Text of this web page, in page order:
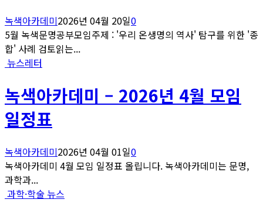
녹색아카데미2026년 04월 20일0
5월 녹색문명공부모임주제 : '우리 온생명의 역사' 탐구를 위한 '종
합' 사례 검토읽는...
뉴스레터
녹색아카데미 – 2026년 4월 모임
일정표
녹색아카데미2026년 04월 01일0
녹색아카데미 4월 모임 일정표 올립니다. 녹색아카데미는 문명,
과학과...
과학·학술 뉴스